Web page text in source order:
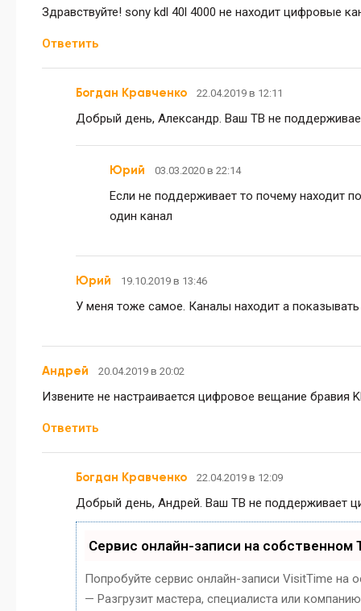
Здравствуйте! sony kdl 40l 4000 не находит цифровые
Ответить
Богдан Кравченко 22.04.2019 в 12:11
Добрый день, Александр. Ваш ТВ не
Юрий 03.03.2020 в 22:14
Если не поддерживает то почему находит
один канал
Юрий 19.10.2019 в 13:46
У меня тоже самое. Каналы находит а показывать
Андрей 20.04.2019 в 20:02
Извените не настраивается цифровое вещание бравия
Ответить
Богдан Кравченко 22.04.2019 в 12:09
Добрый день, Андрей. Ваш ТВ не поддерживает
Сервис онлайн-записи на собственном
Попробуйте сервис онлайн-записи VisitTime на
— Разгрузит мастера, специалиста или